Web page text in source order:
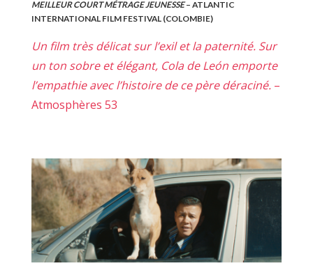
MEILLEUR COURT MÉTRAGE JEUNESSE– ATLANTIC
INTERNATIONAL FILM FESTIVAL (COLOMBIE)
Un film très délicat sur l’exil et la paternité. Sur
un ton sobre et élégant, Cola de León emporte
l’empathie avec l’histoire de ce père déraciné. –
Atmosphères 53